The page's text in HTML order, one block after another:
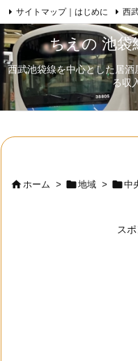
ちえの 池袋
西武池袋線を中心とした居酒
る収
サイトマップ｜はじめに 西
日本酒 歌舞伎 自己紹介
ホーム > 地域 > 中
ス